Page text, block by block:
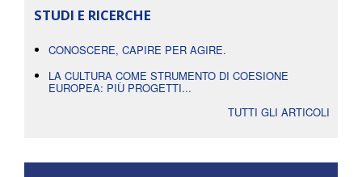
STUDI E RICERCHE
CONOSCERE, CAPIRE PER AGIRE.
LA CULTURA COME STRUMENTO DI COESIONE
EUROPEA: PIÙ PROGETTI...
TUTTI GLI ARTICOLI